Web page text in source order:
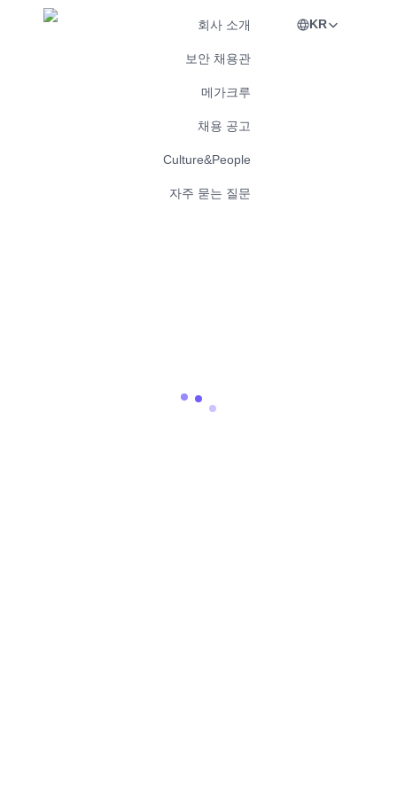
회사 소개
보안 채용관
메가크루
채용 공고
Culture&People
자주 묻는 질문
KR